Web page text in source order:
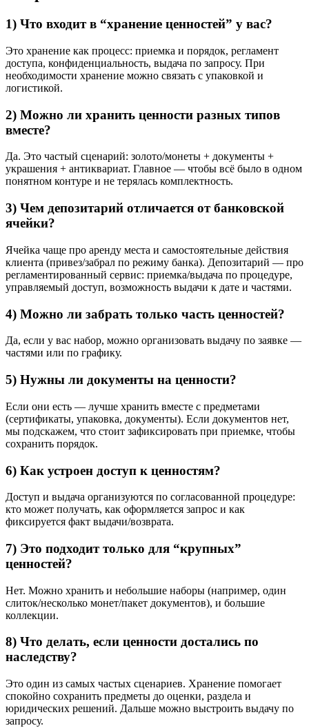
1) Что входит в “хранение ценностей” у вас?
Это хранение как процесс: приемка и порядок, регламент
доступа, конфиденциальность, выдача по запросу. При
необходимости хранение можно связать с упаковкой и
логистикой.
2) Можно ли хранить ценности разных типов
вместе?
Да. Это частый сценарий: золото/монеты + документы +
украшения + антиквариат. Главное — чтобы всё было в одном
понятном контуре и не терялась комплектность.
3) Чем депозитарий отличается от банковской
ячейки?
Ячейка чаще про аренду места и самостоятельные действия
клиента (привез/забрал по режиму банка). Депозитарий — про
регламентированный сервис: приемка/выдача по процедуре,
управляемый доступ, возможность выдачи к дате и частями.
4) Можно ли забрать только часть ценностей?
Да, если у вас набор, можно организовать выдачу по заявке —
частями или по графику.
5) Нужны ли документы на ценности?
Если они есть — лучше хранить вместе с предметами
(сертификаты, упаковка, документы). Если документов нет,
мы подскажем, что стоит зафиксировать при приемке, чтобы
сохранить порядок.
6) Как устроен доступ к ценностям?
Доступ и выдача организуются по согласованной процедуре:
кто может получать, как оформляется запрос и как
фиксируется факт выдачи/возврата.
7) Это подходит только для “крупных”
ценностей?
Нет. Можно хранить и небольшие наборы (например, один
слиток/несколько монет/пакет документов), и большие
коллекции.
8) Что делать, если ценности достались по
наследству?
Это один из самых частых сценариев. Хранение помогает
спокойно сохранить предметы до оценки, раздела и
юридических решений. Дальше можно выстроить выдачу по
запросу.